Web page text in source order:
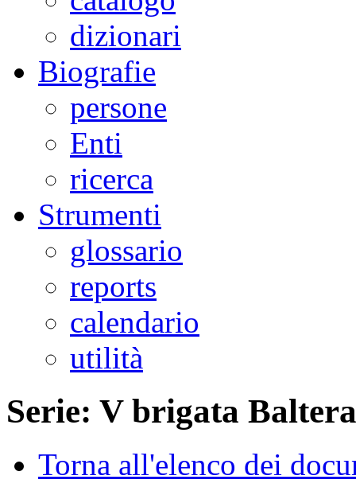
dizionari
Biografie
persone
Enti
ricerca
Strumenti
glossario
reports
calendario
utilità
Serie: V brigata
Torna all'elenco dei